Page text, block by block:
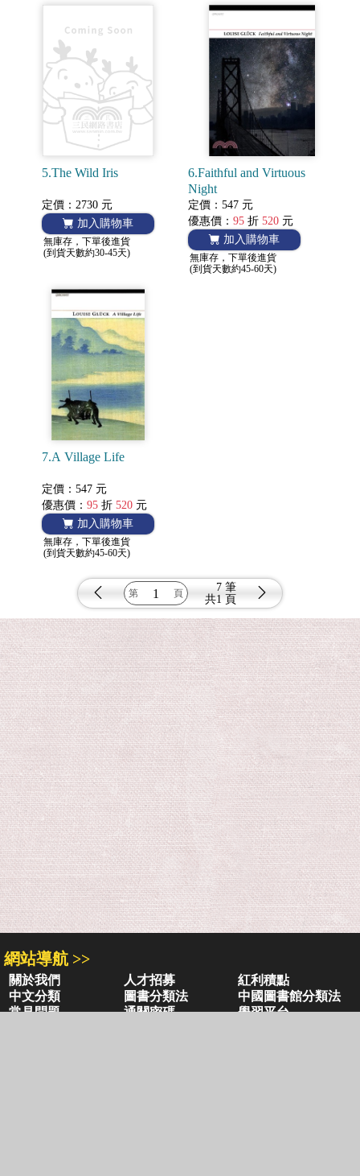
5.The Wild Iris
定價：2730 元
加入購物車
無庫存，下單後進貨
(到貨天數約30-45天)
6.Faithful and Virtuous
Night
定價：547 元
優惠價： 95 折 520 元
加入購物車
無庫存，下單後進貨
(到貨天數約45-60天)
7.A Village Life
定價：547 元
優惠價： 95 折 520 元
加入購物車
無庫存，下單後進貨
(到貨天數約45-60天)
共
7 筆
1 頁
網站導航 >>
關於我們 人才招募
紅利積點
中文分類
圖書分類法
中國圖書館分類法
常見問題
通關密碼
學習平台